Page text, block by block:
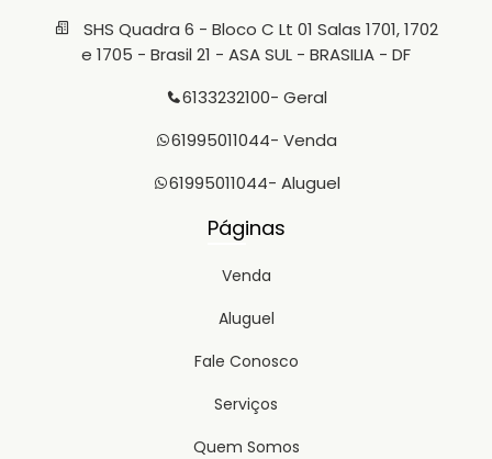
SHS Quadra 6 - Bloco C Lt 01 Salas 1701, 1702
e 1705 - Brasil 21 - ASA SUL - BRASILIA - DF
6133232100- Geral
61995011044- Venda
61995011044- Aluguel
Páginas
Venda
Aluguel
Fale Conosco
Serviços
Quem Somos